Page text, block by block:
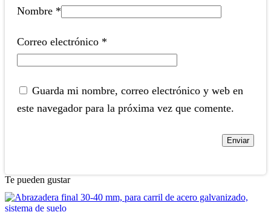
Nombre *
Correo electrónico *
Guarda mi nombre, correo electrónico y web en
este navegador para la próxima vez que comente.
Te pueden gustar